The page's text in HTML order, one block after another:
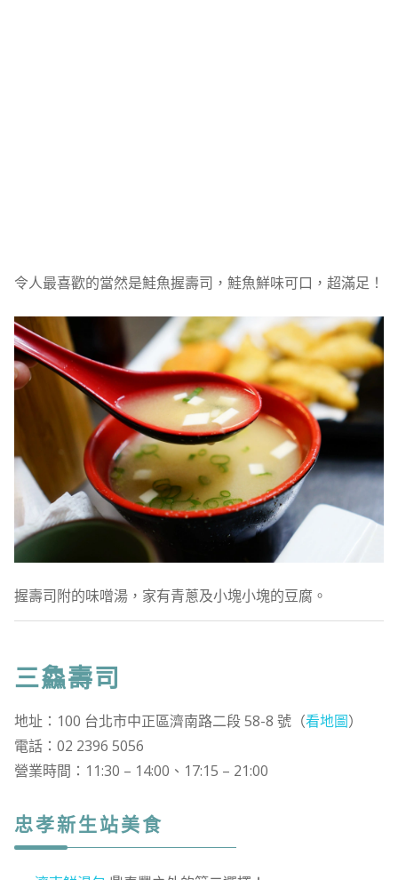
令人最喜歡的當然是鮭魚握壽司，鮭魚鮮味可口，超滿足！
握壽司附的味噌湯，家有青蔥及小塊小塊的豆腐。
三鱻壽司
地址：100 台北市中正區濟南路二段 58-8 號（看地圖）
電話：02 2396 5056
營業時間：11:30 – 14:00、17:15 – 21:00
忠孝新生站美食